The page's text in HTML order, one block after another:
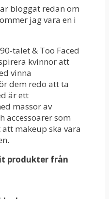
bloggat redan om
jag vara en i
talet & Too Faced
kvinnor att
vinna
dem redo att ta
är ett
massor av
accessoarer som
makeup ska vara
produkter från